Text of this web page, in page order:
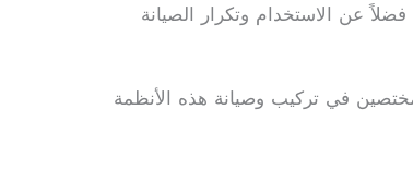
عن الاستخدام وتكرار الصيانة
مختصين في تركيب وصيانة هذه الأنظمة